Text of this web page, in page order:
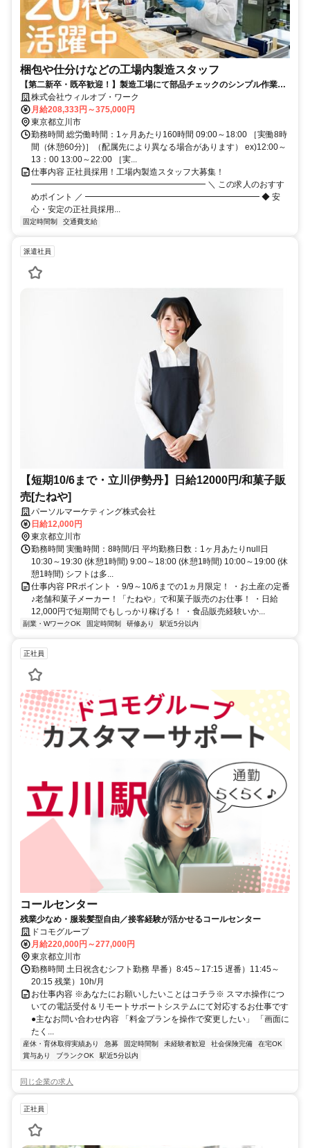
梱包や仕分けなどの工場内製造スタッフ
【第二新卒・既卒歓迎！】製造工場にて部品チェックのシンプル作業や
箱詰め作業などコツコツ作業／完全週休2日制／賞与年2回／昇給年2回
／残業代全額支給
株式会社ウィルオブ・ワーク
月給208,333円～375,000円
東京都立川市
勤務時間 総労働時間：1ヶ月あたり160時間 09:00～18:00 ［実働8時
間（休憩60分)］（配属先により異なる場合があります） ex)12:00～
13：00 13:00～22:00 ［実...
仕事内容 正社員採用！工場内製造スタッフ大募集！
━━━━━━━━━━━━━━━━━━━━━ ＼ この求人のおすす
めポイント ／ ━━━━━━━━━━━━━━━━━━━━━ ◆ 安
心・安定の正社員採用...
固定時間制 交通費支給
派遣社員
【短期10/6まで・立川伊勢丹】日給12000円/和菓子販
売[たねや]
パーソルマーケティング株式会社
日給12,000円
東京都立川市
勤務時間 実働時間：8時間/日 平均勤務日数：1ヶ月あたりnull日
10:30～19:30 (休憩1時間) 9:00～18:00 (休憩1時間) 10:00～19:00 (休
憩1時間) シフトは多...
仕事内容 PRポイント ・9/9～10/6までの1ヵ月限定！ ・お土産の定番
♪老舗和菓子メーカー！「たねや」で和菓子販売のお仕事！ ・日給
12,000円で短期間でもしっかり稼げる！ ・食品販売経験いか...
副業・WワークOK 固定時間制 研修あり 駅近5分以内
正社員
コールセンター
残業少なめ・服装髪型自由／接客経験が活かせるコールセンター
ドコモグループ
月給220,000円～277,000円
東京都立川市
勤務時間 土日祝含むシフト勤務 早番）8:45～17:15 遅番）11:45～
20:15 残業）10h/月
お仕事内容 ※あなたにお願いしたいことはコチラ※ スマホ操作につ
いての電話受付＆リモートサポートシステムにて対応するお仕事です
●主なお問い合わせ内容 「料金プランを操作で変更したい」 「画面に
たく...
産休・育休取得実績あり 急募 固定時間制 未経験者歓迎 社会保険完備
在宅OK
賞与あり
ブランクOK 駅近5分以内
同じ企業の求人
正社員